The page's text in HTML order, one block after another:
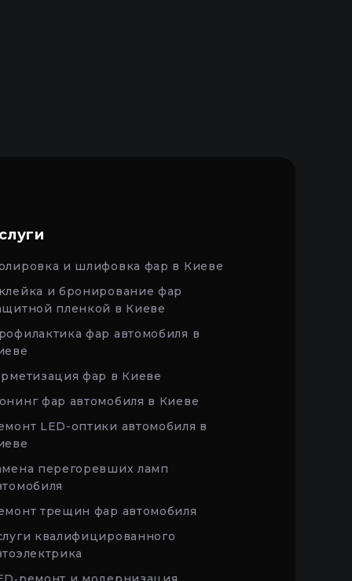
и шлифовка фар в Киеве
и бронирование фар
пленкой в Киеве
фар автомобиля в
фар в Киеве
фар автомобиля в Киеве
LED-оптики автомобиля в
перегоревших ламп
трещин фар автомобиля
квалифицированного